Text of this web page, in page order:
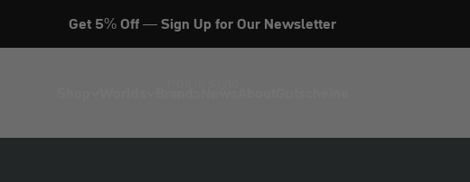
Get 5% Off — Sign Up for Our Newsletter
Essentials